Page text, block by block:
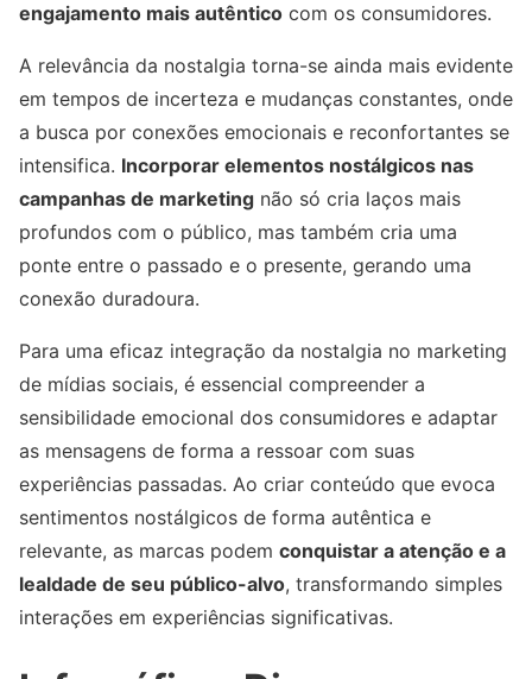
engajamento mais autêntico com os consumidores.
A relevância da nostalgia torna-se ainda mais evidente
em tempos de incerteza e mudanças constantes, onde
a busca por conexões emocionais e reconfortantes se
intensifica. Incorporar elementos nostálgicos nas
campanhas de marketing não só cria laços mais
profundos com o público, mas também cria uma
ponte entre o passado e o presente, gerando uma
conexão duradoura.
Para uma eficaz integração da nostalgia no marketing
de mídias sociais, é essencial compreender a
sensibilidade emocional dos consumidores e adaptar
as mensagens de forma a ressoar com suas
experiências passadas. Ao criar conteúdo que evoca
sentimentos nostálgicos de forma autêntica e
relevante, as marcas podem conquistar a atenção e a
lealdade de seu público-alvo, transformando simples
interações em experiências significativas.